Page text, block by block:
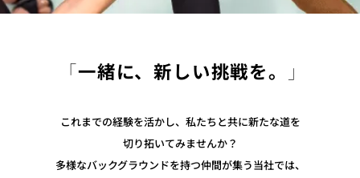
「一緒に、新しい挑戦を。 」
これまでの経験を活かし、私たちと共に新たな道を
切り拓いてみませんか？
多様なバックグラウンドを持つ仲間が集う当社では、